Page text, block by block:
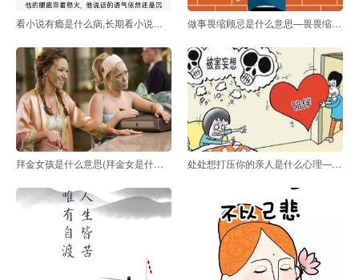
看小说有瘾是什么病,长期看小说对精神有什么危害 做事畏缩顾忌是什么意思—畏畏缩缩的意思是什么
拜金女孩是什么意思(拜金女是什么意思) 处处想打压你的亲人是什么心理—处处想打压你的人是什